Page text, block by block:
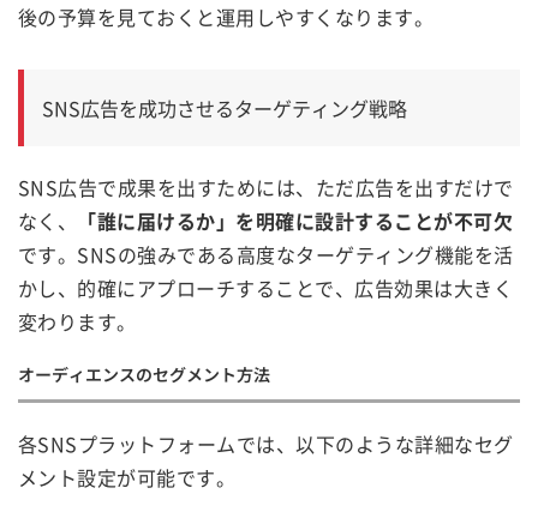
後の予算を見ておくと運用しやすくなります。
SNS広告を成功させるターゲティング戦略
SNS広告で成果を出すためには、ただ広告を出すだけで
なく、
「誰に届けるか」を明確に設計することが不可欠
です。SNSの強みである高度なターゲティング機能を活
かし、的確にアプローチすることで、広告効果は大きく
変わります。
オーディエンスのセグメント方法
各SNSプラットフォームでは、以下のような詳細なセグ
メント設定が可能です。